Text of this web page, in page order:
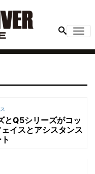
とQ5シリーズがコッ
イスとアシスタンス